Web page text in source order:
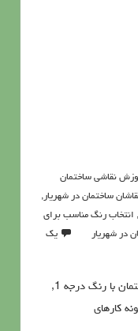
نقاشی ساختمان
ساختمان در شهریار,
, انتخاب رنگ مناسب برای
در شهریار
یک
نقاشی ساختمان تهران و کرج نقاشی ساختمان با رنگ درجه 1,
کارهای